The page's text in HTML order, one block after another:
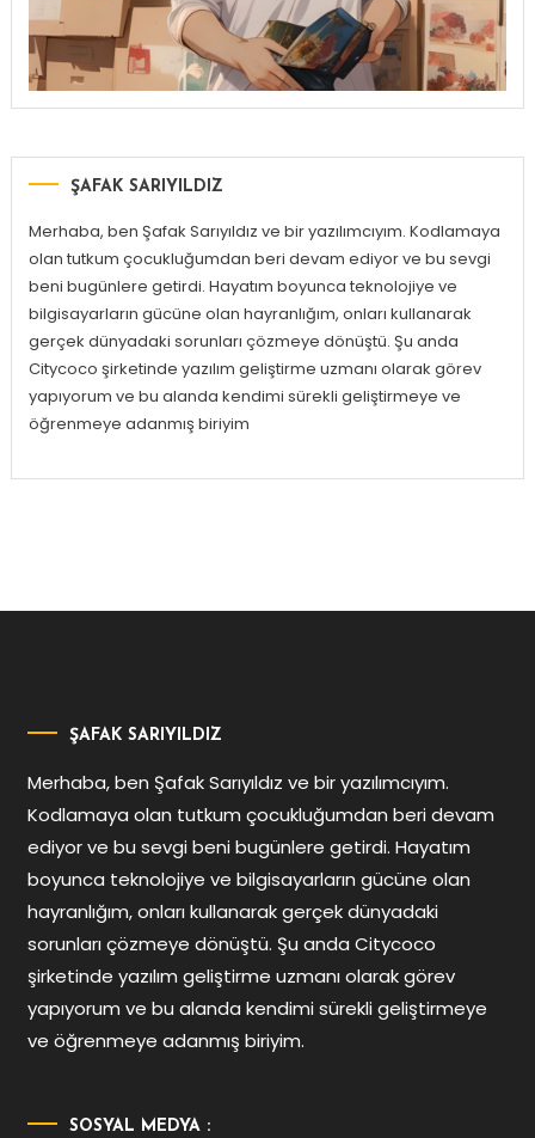
ŞAFAK SARIYILDIZ
Merhaba, ben Şafak Sarıyıldız ve bir yazılımcıyım. Kodlamaya
olan tutkum çocukluğumdan beri devam ediyor ve bu sevgi
beni bugünlere getirdi. Hayatım boyunca teknolojiye ve
bilgisayarların gücüne olan hayranlığım, onları kullanarak
gerçek dünyadaki sorunları çözmeye dönüştü. Şu anda
Citycoco şirketinde yazılım geliştirme uzmanı olarak görev
yapıyorum ve bu alanda kendimi sürekli geliştirmeye ve
öğrenmeye adanmış biriyim
ŞAFAK SARIYILDIZ
Merhaba, ben Şafak Sarıyıldız ve bir yazılımcıyım.
Kodlamaya olan tutkum çocukluğumdan beri devam
ediyor ve bu sevgi beni bugünlere getirdi. Hayatım
boyunca teknolojiye ve bilgisayarların gücüne olan
hayranlığım, onları kullanarak gerçek dünyadaki
sorunları çözmeye dönüştü. Şu anda Citycoco
şirketinde yazılım geliştirme uzmanı olarak görev
yapıyorum ve bu alanda kendimi sürekli geliştirmeye
ve öğrenmeye adanmış biriyim.
SOSYAL MEDYA :